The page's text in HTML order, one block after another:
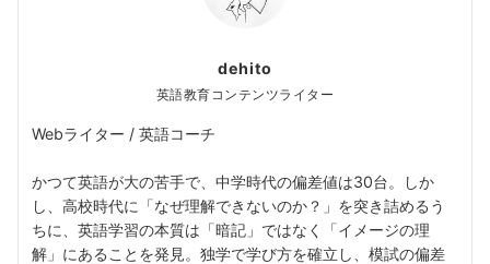
dehito
英語教育コンテンツライター
Webライター / 英語コーチ
かつて英語が大の苦手で、中学時代の偏差値は30台。しか
し、高校時代に「なぜ理解できないのか？」を突き詰めるう
ちに、英語学習の本質は「暗記」ではなく「イメージの理
解」にあることを発見。独学で学び方を確立し、模試の偏差